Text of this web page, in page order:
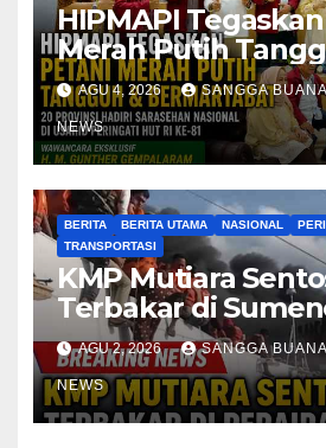
HIPMAPI
Merah Putih
Bermartabat
AGU 4, 2026 SANGGA
NEWS
BERITA BERITA UTAMA NASIONAL
TRANSPORTASI
KMP Mutiara
Terbakar di
Penumpang
AGU 2, 2026 SANGGA
NEWS